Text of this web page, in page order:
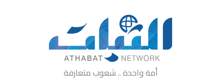
أمة واحدة .. شعوب متعارفة